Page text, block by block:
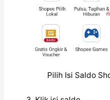
Pilih Isi Saldo